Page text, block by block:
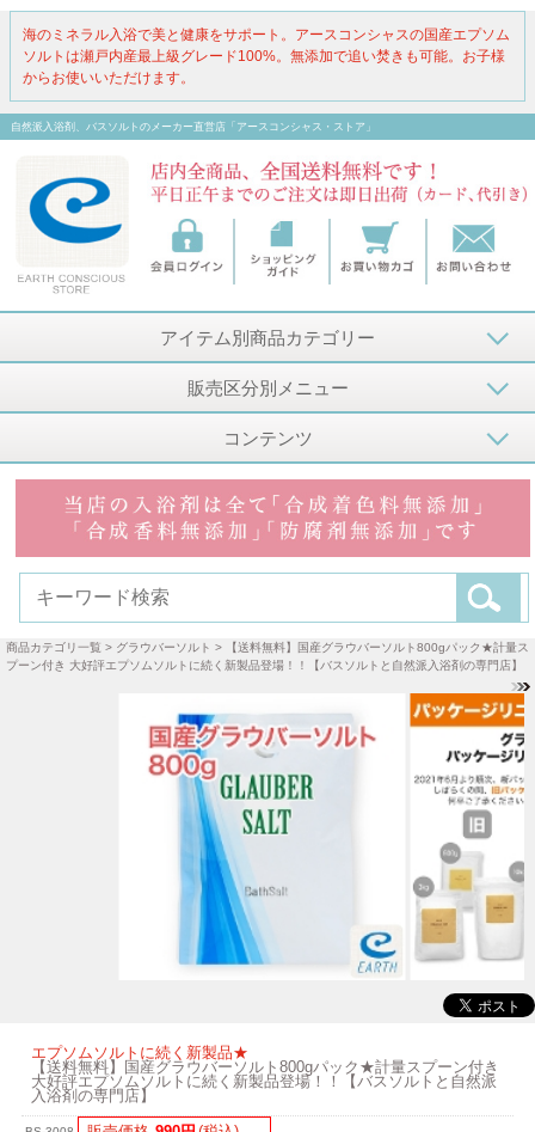
海のミネラル入浴で美と健康をサポート。アースコンシャスの国産エプソム
ソルトは瀬戸内産最上級グレード100%。無添加で追い焚きも可能。お子様
からお使いいただけます。
自然派入浴剤、バスソルトのメーカー直営店「アースコンシャス・ストア」
アイテム別商品カテゴリー
販売区分別メニュー
コンテンツ
商品カテゴリ一覧 > グラウバーソルト > 【送料無料】国産グラウバーソルト800gパック★計量ス
プーン付き 大好評エプソムソルトに続く新製品登場！！【バスソルトと自然派入浴剤の専門店】
エプソムソルトに続く新製品★
【送料無料】国産グラウバーソルト800gパック★計量スプーン付き
大好評エプソムソルトに続く新製品登場！！【バスソルトと自然派
入浴剤の専門店】